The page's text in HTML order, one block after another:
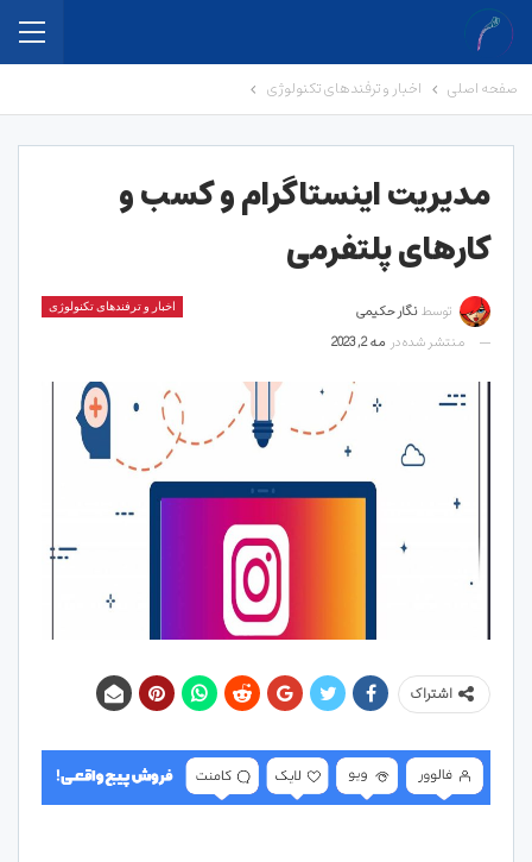
صفحه اصلی اخبار و ترفندهای تکنولوژی
مدیریت اینستاگرام و کسب و
کارهای پلتفرمی
اخبار و ترفندهای تکنولوژی توسط نگار حکیمی
منتشر شده در مه 2, 2023
اشتراک